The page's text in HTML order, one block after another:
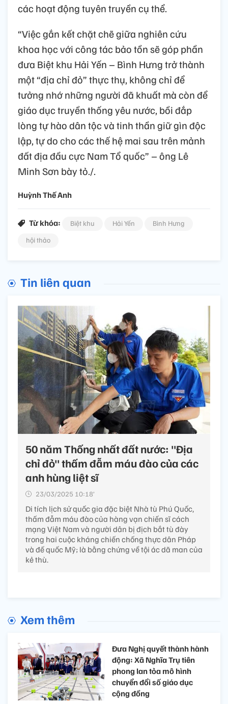
các hoạt động tuyên truyền cụ thể.
“Việc gắn kết chặt chẽ giữa nghiên cứu
khoa học với công tác bảo tồn sẽ góp phần
đưa Biệt khu Hải Yến – Bình Hưng trở thành
một “địa chỉ đỏ” thực thụ, không chỉ để
tưởng nhớ những người đã khuất mà còn để
giáo dục truyền thống yêu nước, bồi đắp
lòng tự hào dân tộc và tinh thần giữ gìn độc
lập, tự do cho các thế hệ mai sau trên mảnh
đất địa đầu cực Nam Tổ quốc” – ông Lê
Minh Sơn bày tỏ./.
Huỳnh Thế Anh
Từ khóa: Biệt khu Hải Yến
Bình Hưng
hội thảo
Tin liên quan
50 năm Thống nhất đất nước: "Địa
chỉ đỏ" thấm đẫm máu đào của các
anh hùng liệt sĩ
23/03/2025 10:18’
Di tích lịch sử quốc gia đặc biệt Nhà tù Phú Quốc,
thấm đẫm máu đào của hàng vạn chiến sĩ cách
mạng Việt Nam và người dân bị địch bắt tù đày
trong hai cuộc kháng chiến chống thực dân Pháp
và đế quốc Mỹ; là bằng chứng về tội ác dã man của
kẻ thù.
Xem thêm
Đưa Nghị quyết thành hành
động: Xã Nghĩa Trụ tiên
phong lan tỏa mô hình
chuyển đổi số giáo dục
cộng đồng